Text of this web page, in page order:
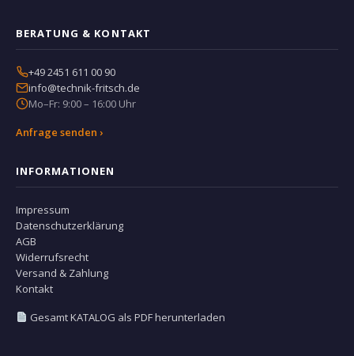
BERATUNG & KONTAKT
+49 2451 611 00 90
info@technik-fritsch.de
Mo–Fr: 9:00 – 16:00 Uhr
Anfrage senden ›
INFORMATIONEN
Impressum
Datenschutzerklärung
AGB
Widerrufsrecht
Versand & Zahlung
Kontakt
Gesamt KATALOG als PDF herunterladen